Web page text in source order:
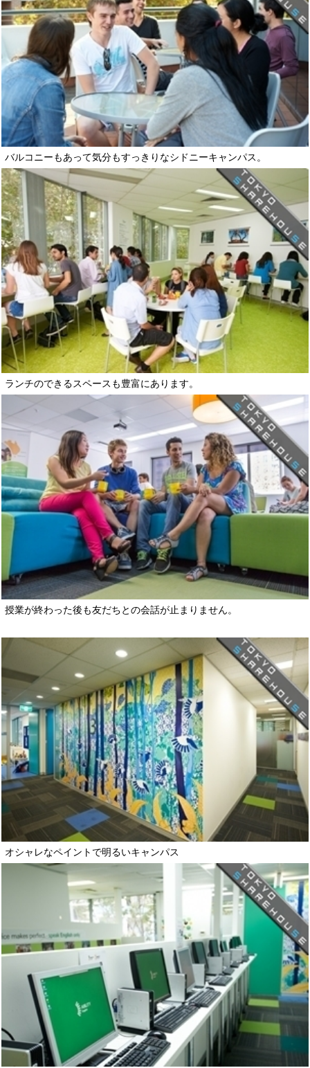
バルコニーもあって気分もすっきりなシドニーキャンパス。
ランチのできるスペースも豊富にあります。
授業が終わった後も友だちとの会話が止まりません。
オシャレなペイントで明るいキャンパス